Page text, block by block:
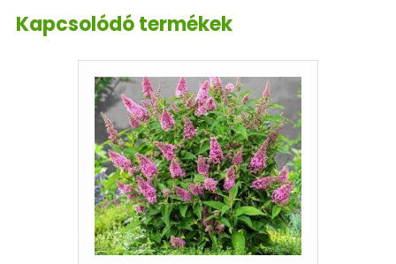
Kapcsolódó termékek